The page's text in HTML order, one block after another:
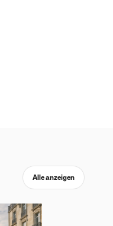
Alle anzeigen